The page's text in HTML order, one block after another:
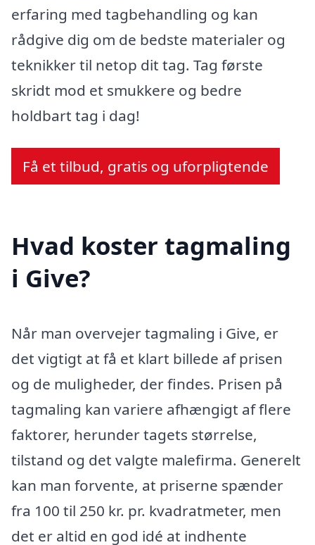
erfaring med tagbehandling og kan
rådgive dig om de bedste materialer og
teknikker til netop dit tag. Tag første
skridt mod et smukkere og bedre
holdbart tag i dag!
Få et tilbud, gratis og uforpligtende
Hvad koster tagmaling
i Give?
Når man overvejer tagmaling i Give, er
det vigtigt at få et klart billede af prisen
og de muligheder, der findes. Prisen på
tagmaling kan variere afhængigt af flere
faktorer, herunder tagets størrelse,
tilstand og det valgte malefirma. Generelt
kan man forvente, at priserne spænder
fra 100 til 250 kr. pr. kvadratmeter, men
det er altid en god idé at indhente